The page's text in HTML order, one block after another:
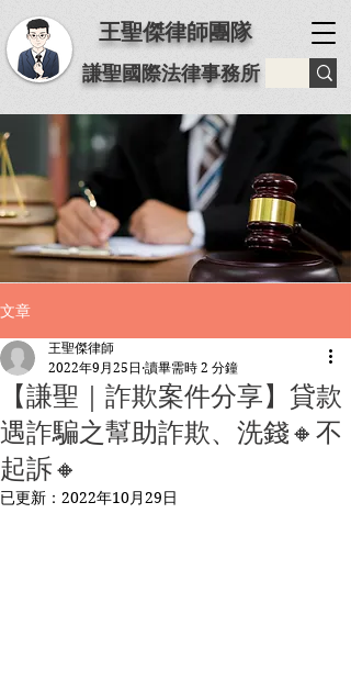
王聖傑律師團隊
謙聖國際法律事務所
文章
【謙聖｜詐欺案件分享】️貸款
遇詐騙之幫助詐欺、洗錢🔸不
起訴🔸
王聖傑律師
2022年9月25日 讀畢需時 2 分鐘
已更新： 2022年10月29日